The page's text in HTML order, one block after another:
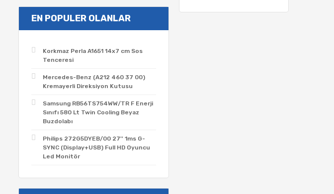
EN POPULER OLANLAR
Korkmaz Perla A1651 14x7 cm Sos
Tenceresi
Mercedes-Benz (A212 460 37 00)
Kremayerli Direksiyon Kutusu
Samsung RB56TS754WW/TR F Enerji
Sınıfı 580 Lt Twin Cooling Beyaz
Buzdolabı
Philips 272G5DYEB/00 27'' 1ms G-
SYNC (Display+USB) Full HD Oyuncu
Led Monitör